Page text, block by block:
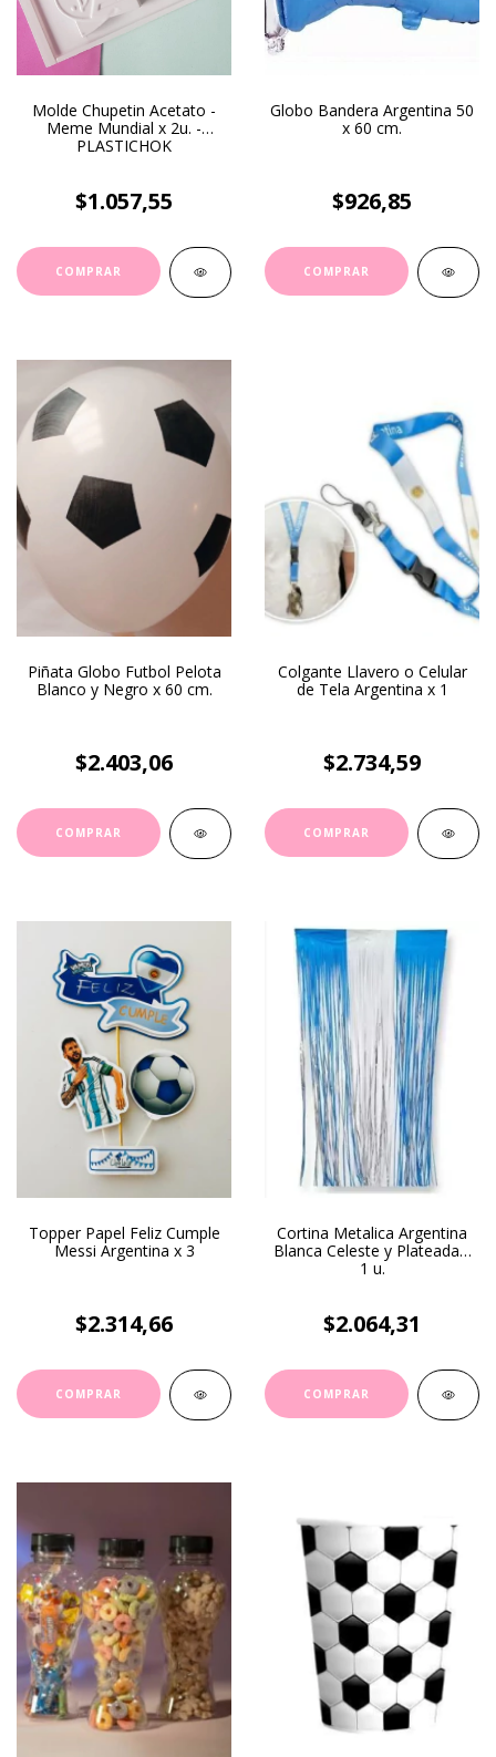
Molde Chupetin Acetato -
Meme Mundial x 2u. -
PLASTICHOK
$1.057,55
Globo Bandera Argentina 50
x 60 cm.
$926,85
Piñata Globo Futbol Pelota
Blanco y Negro x 60 cm.
$2.403,06
Colgante Llavero o Celular
de Tela Argentina x 1
$2.734,59
Topper Papel Feliz Cumple
Messi Argentina x 3
$2.314,66
Cortina Metalica Argentina
Blanca Celeste y Plateada x
1 u.
$2.064,31